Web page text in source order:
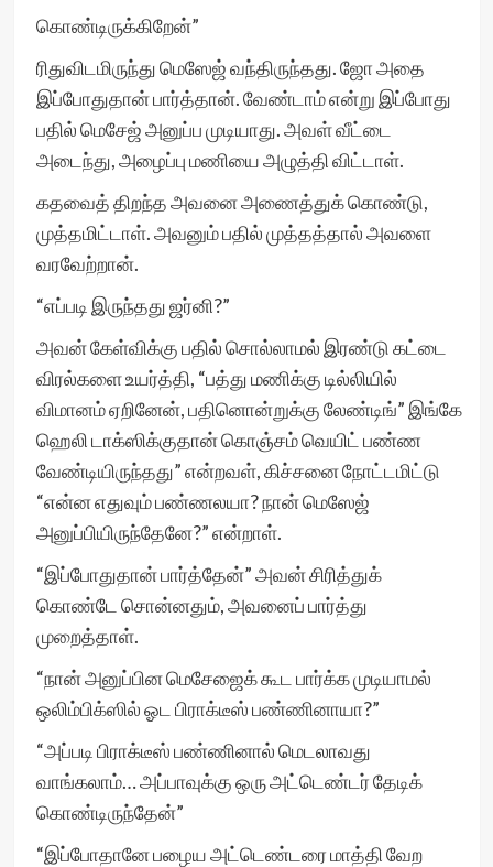
கொண்டிருக்கிறேன்”
ரிதுவிடமிருந்து மெஸேஜ் வந்திருந்தது. ஜோ அதை
இப்போதுதான் பார்த்தான். வேண்டாம் என்று இப்போது
பதில் மெசேஜ் அனுப்ப முடியாது. அவள் வீட்டை
அடைந்து, அழைப்பு மணியை அழுத்தி விட்டாள்.
கதவைத் திறந்த அவனை அணைத்துக் கொண்டு,
முத்தமிட்டாள். அவனும் பதில் முத்தத்தால் அவளை
வரவேற்றான்.
“எப்படி இருந்தது ஜர்னி?”
அவன் கேள்விக்கு பதில் சொல்லாமல் இரண்டு கட்டை
விரல்களை உயர்த்தி, “பத்து மணிக்கு டில்லியில்
விமானம் ஏறினேன், பதினொன்றுக்கு லேண்டிங்” இங்கே
ஹெலி டாக்ஸிக்குதான் கொஞ்சம் வெயிட் பண்ண
வேண்டியிருந்தது” என்றவள், கிச்சனை நோட்டமிட்டு
“என்ன எதுவும் பண்ணலயா? நான் மெஸேஜ்
அனுப்பியிருந்தேனே?” என்றாள்.
“இப்போதுதான் பார்த்தேன்” அவன் சிரித்துக்
கொண்டே சொன்னதும், அவனைப் பார்த்து
முறைத்தாள்.
“நான் அனுப்பின மெசேஜைக் கூட பார்க்க முடியாமல்
ஒலிம்பிக்ஸில் ஓட பிராக்டீஸ் பண்ணினாயா?”
“அப்படி பிராக்டீஸ் பண்ணினால் மெடலாவது
வாங்கலாம்… அப்பாவுக்கு ஒரு அட்டெண்டர் தேடிக்
கொண்டிருந்தேன்”
“இப்போதானே பழைய அட்டெண்டரை மாத்தி வேற